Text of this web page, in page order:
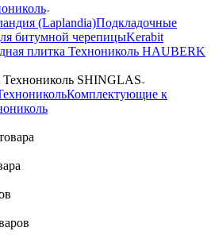
(Laplandia)Подкладочные
битумной черепицыKerabit
плитка Технониколь HAUBERK
SHINGLAS
Комплектующие к